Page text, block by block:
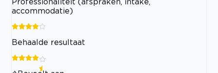
accommodatie)
Behaalde resultaat